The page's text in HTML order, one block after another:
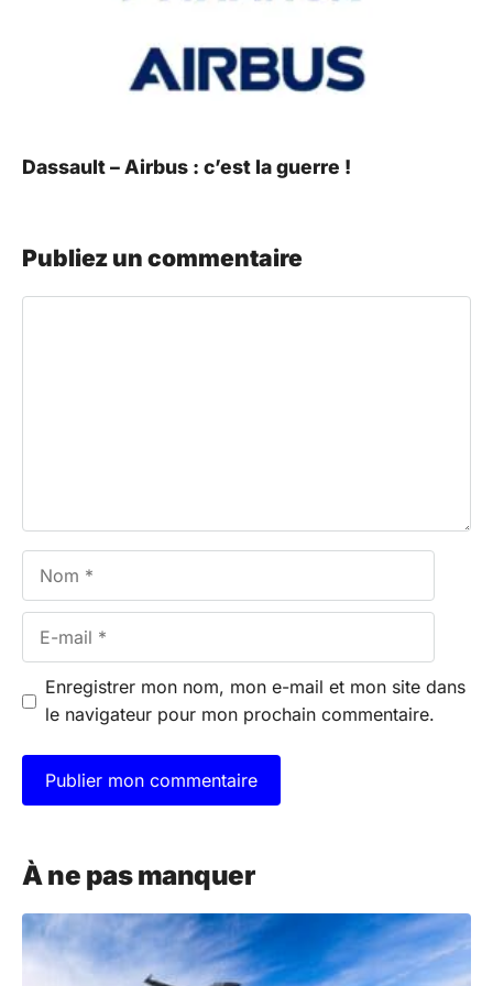
Dassault – Airbus : c’est la guerre !
Publiez un commentaire
Enregistrer mon nom, mon e-mail et mon site dans
le navigateur pour mon prochain commentaire.
t
e
r
À ne pas manquer